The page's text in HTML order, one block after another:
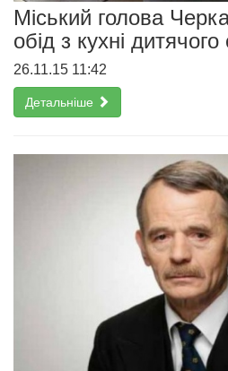
Міський голова
обід з кухні
26.11.15 11:42
Детальніше